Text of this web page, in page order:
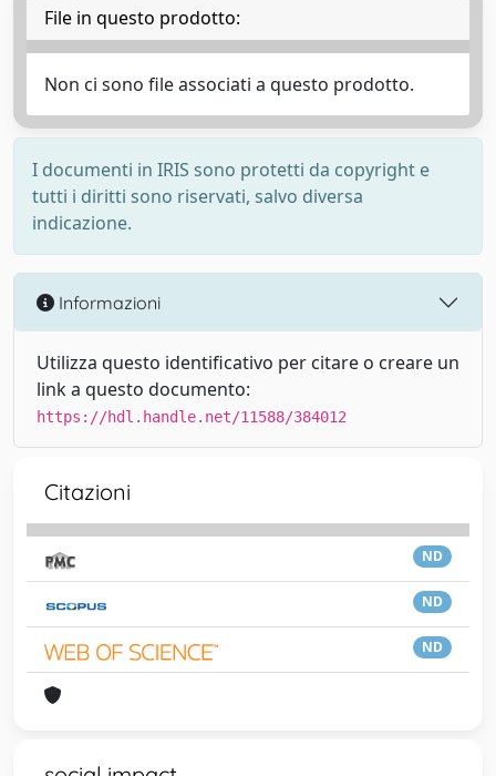
File in questo prodotto:
Non ci sono file associati a questo prodotto.
I documenti in IRIS sono protetti da copyright e
tutti i diritti sono riservati, salvo diversa
indicazione.
Informazioni
Utilizza questo identificativo per citare o creare un
link a questo documento:
https://hdl.handle.net/11588/384012
Citazioni
ND
ND
ND